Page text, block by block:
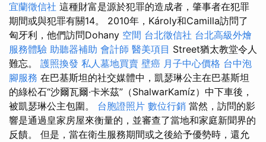
宜蘭徵信社 這種財富是源於犯罪的造成者，肇事者在犯罪
期間或與犯罪有關14。 2010年，Károly和Camilla訪問了
匈牙利，他們訪問Dohany 空間 台北徵信社 台北高級外燴
服務體驗 助聽器補助 會計師 醫美項目 Street猶太教堂令人
難忘。 護照換發 私人墓地買賣 壁癌 月子中心價格 台中泡
腳服務 在巴基斯坦的社交媒體中，凱瑟琳公主在巴基斯坦
的綠松石“沙爾瓦爾·卡米茲”（ShalwarKamíz）中下車後，
被凱瑟琳公主包圍。 台胞證照片 數位行銷 當然，訪問的影
響是通過皇家房屋來衡量的，並審查了當地和家庭新聞界的
反饋。 但是，當在衛生服務期間或之後給予優勢時，還允